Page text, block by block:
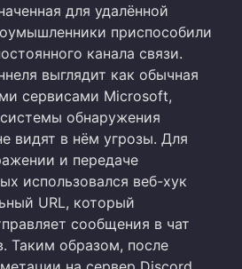
для удалённой
приспособили
канала связи.
выглядит как обычная
сервисами Microsoft,
обнаружения
видят в нём угрозы. Для
и передаче
использовался веб-хук
URL, который
сообщения в чат
Таким образом, после